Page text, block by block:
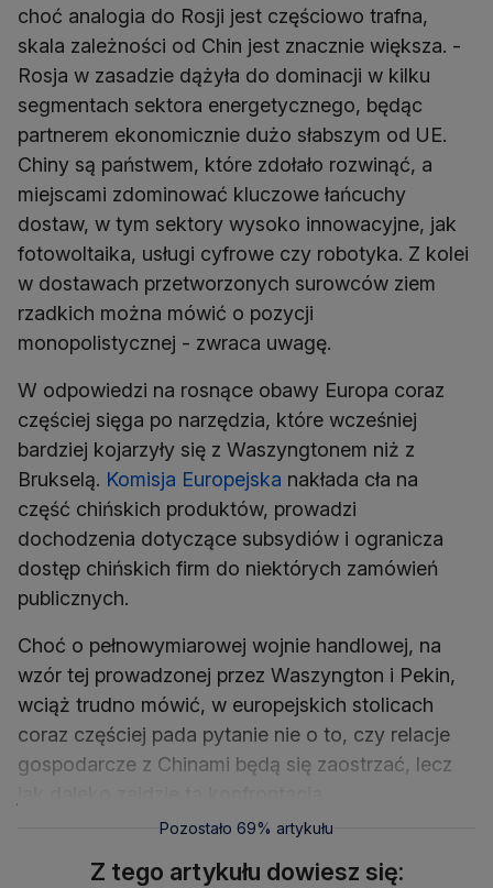
choć analogia do Rosji jest częściowo trafna,
skala zależności od Chin jest znacznie większa. -
Rosja w zasadzie dążyła do dominacji w kilku
segmentach sektora energetycznego, będąc
partnerem ekonomicznie dużo słabszym od UE.
Chiny są państwem, które zdołało rozwinąć, a
miejscami zdominować kluczowe łańcuchy
dostaw, w tym sektory wysoko innowacyjne, jak
fotowoltaika, usługi cyfrowe czy robotyka. Z kolei
w dostawach przetworzonych surowców ziem
rzadkich można mówić o pozycji
monopolistycznej - zwraca uwagę.
W odpowiedzi na rosnące obawy Europa coraz
częściej sięga po narzędzia, które wcześniej
bardziej kojarzyły się z Waszyngtonem niż z
Brukselą. Komisja Europejska nakłada cła na
część chińskich produktów, prowadzi
dochodzenia dotyczące subsydiów i ogranicza
dostęp chińskich firm do niektórych zamówień
publicznych.
Choć o pełnowymiarowej wojnie handlowej, na
wzór tej prowadzonej przez Waszyngton i Pekin,
wciąż trudno mówić, w europejskich stolicach
coraz częściej pada pytanie nie o to, czy relacje
gospodarcze z Chinami będą się zaostrzać, lecz
Pozostało 69% artykułu
Z tego artykułu dowiesz się: